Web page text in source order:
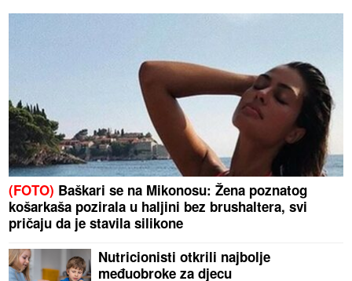
(FOTO) Baškari se na Mikonosu: Žena poznatog
košarkaša pozirala u haljini bez brushaltera, svi
pričaju da je stavila silikone
Nutricionisti otkrili najbolje
međuobroke za djecu